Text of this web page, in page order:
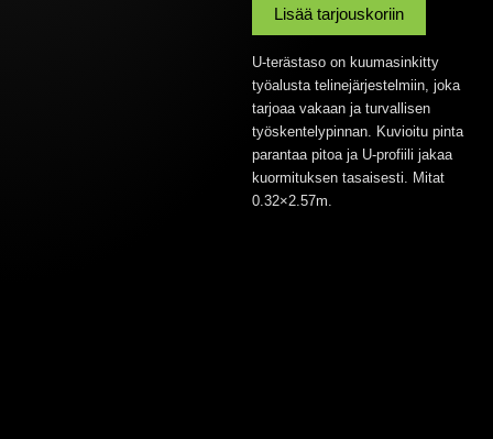
0,32m
Juoksulle
määrä
Lisää tarjouskoriin
U-terästaso on kuumasinkitty
työalusta telinejärjestelmiin, joka
tarjoaa vakaan ja turvallisen
työskentelypinnan. Kuvioitu pinta
parantaa pitoa ja U-profiili jakaa
kuormituksen tasaisesti. Mitat
0.32×2.57m.